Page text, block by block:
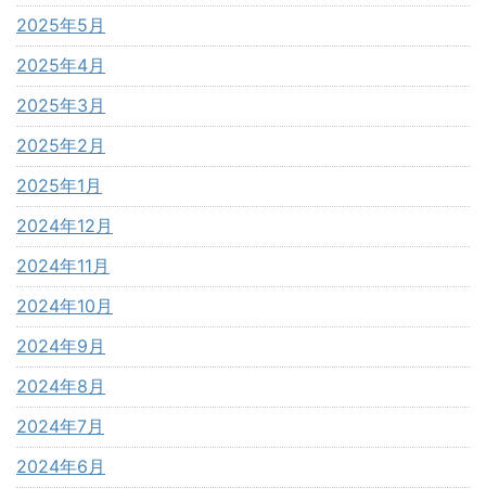
2025年5月
2025年4月
2025年3月
2025年2月
2025年1月
2024年12月
2024年11月
2024年10月
2024年9月
2024年8月
2024年7月
2024年6月